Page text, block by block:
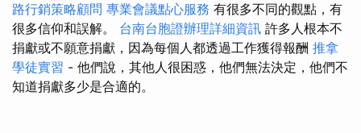
路行銷策略顧問 專業會議點心服務 有很多不同的觀點，有
很多信仰和誤解。 台南台胞證辦理詳細資訊 許多人根本不
捐獻或不願意捐獻，因為每個人都透過工作獲得報酬 推拿
學徒實習 - 他們說，其他人很困惑，他們無法決定，他們不
知道捐獻多少是合適的。